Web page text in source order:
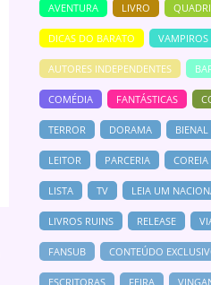
AVENTURA LIVRO
DICAS DO BARATO VAMPIROS
AUTORES INDEPENDENTES
COMÉDIA FANTÁSTICAS
TERROR DORAMA
LEITOR PARCERIA COREIA
LISTA TV LEIA UM
LIVROS RUINS RELEASE
FANSUB CONTEÚDO
ESCRITORAS FEIRA